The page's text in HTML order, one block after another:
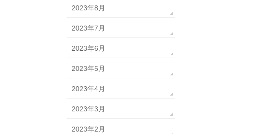
2023年8月
2023年7月
2023年6月
2023年5月
2023年4月
2023年3月
2023年2月